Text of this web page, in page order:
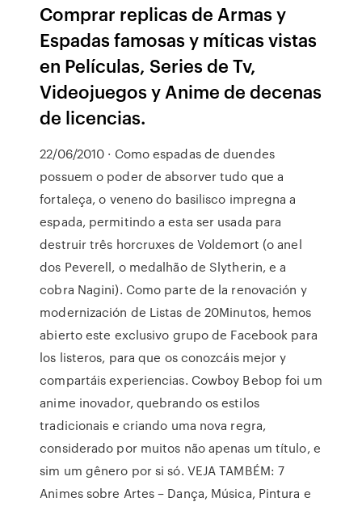
Comprar replicas de Armas y
Espadas famosas y míticas vistas
en Películas, Series de Tv,
Videojuegos y Anime de decenas
de licencias.
22/06/2010 · Como espadas de duendes
possuem o poder de absorver tudo que a
fortaleça, o veneno do basilisco impregna a
espada, permitindo a esta ser usada para
destruir três horcruxes de Voldemort (o anel
dos Peverell, o medalhão de Slytherin, e a
cobra Nagini). Como parte de la renovación y
modernización de Listas de 20Minutos, hemos
abierto este exclusivo grupo de Facebook para
los listeros, para que os conozcáis mejor y
compartáis experiencias. Cowboy Bebop foi um
anime inovador, quebrando os estilos
tradicionais e criando uma nova regra,
considerado por muitos não apenas um título, e
sim um gênero por si só. VEJA TAMBÉM: 7
Animes sobre Artes – Dança, Música, Pintura e